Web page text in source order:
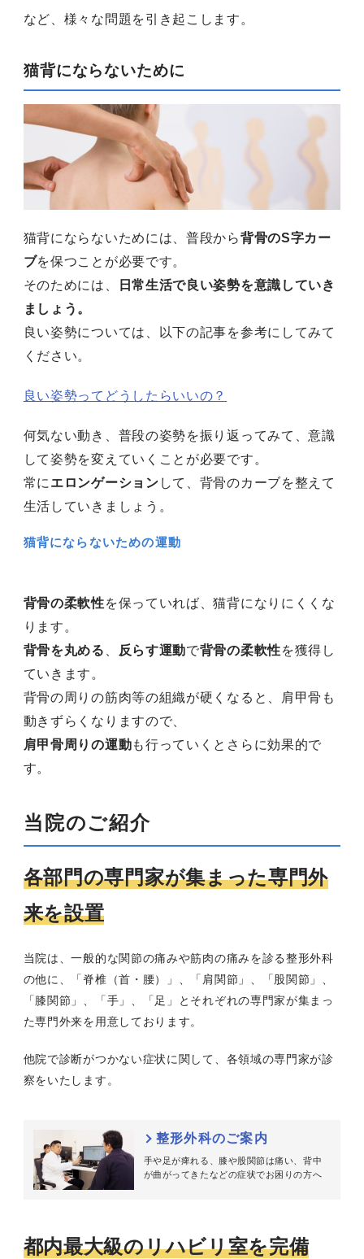
など、様々な問題を引き起こします。
猫背にならないために
猫背にならないためには、普段から背骨のS字カー
ブを保つことが必要です。
そのためには、
日常生活で良い姿勢を意識していき
ましょう。
良い姿勢については、以下の記事を参考にしてみて
ください。
良い姿勢ってどうしたらいいの？
何気ない動き、普段の姿勢を振り返ってみて、意識
して姿勢を変えていくことが必要です。
常に エロンゲーション して、背骨のカーブを整えて
生活していきましょう。
猫背にならないための運動
背骨の柔軟性を保っていれば、猫背になりにくくな
ります。
背骨を丸める
反らす運動で背骨の柔軟性を獲得し
ていきます。
背骨の周りの筋肉等の組織が硬くなると、肩甲骨も
動きずらくなりますので、
肩甲骨周りの運動も行っていくとさらに効果的で
す。
当院のご紹介
各部門の専門家が集まった専門外
来を設置
当院は、一般的な関節の痛みや筋肉の痛みを診る整形外科
の他に、「脊椎（首・腰）」、「肩関節」、「股関節」、
「膝関節」、「手」、「足」とそれぞれの専門家が集まっ
た専門外来を用意しております。
他院で診断がつかない症状に関して、各領域の専門家が診
察をいたします。
整形外科のご案内
手や足が痺れる、膝や股関節は痛い、背中
が曲がってきたなどの症状でお困りの方へ
都内最大級のリハビリ室を完備